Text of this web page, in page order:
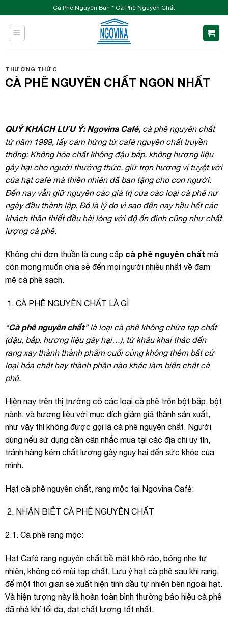
to
content
Cà Phê Nguyên Bản * Cà Phê Nguyên Chất
THƯỜNG THỨC
CÀ PHÊ NGUYÊN CHẤT NGON NHẤT
QUÝ KHÁCH LƯU Ý: Ngovina Café, cà phê nguyên chất
từ năm 1999, lấy cảm hứng từ café nguyên chất truyền
thống: Không hóa chất không đậu bắp, không hương liệu
gây hại cho người thưởng thức, giữ trọn hương vị tuyệt với
của hạt café mà thiên nhiên đã ban tặng cho con người.
Đến nay vẫn giữ nguyên các giá trị của các loại cà phê nư
ngày đầu thành lập. Đó là lý do vì sao đến nay hầu hết các
khách thân thiết đều hài lòng với độ ổn định cũng như chất
lượng cà phê.
Không chỉ đơn thuần là cung cấp cà phê nguyên chất mà
còn mong muốn chia sẻ đến mọi người nhiều nhất về đam
mê cà phê sạch.
CÀ PHÊ NGUYÊN CHẤT LÀ GÌ
“Cà phê nguyên chất” là loại cà phê không chứa tạp chất
(đậu, bắp, hương liệu gây hại…), từ khâu khai thác đến
rang xay thành thành phẩm cuối cùng không thêm bất cứ
loại hóa chất hay thành phần nào khác làm biến chất cà
phê.
Hiện nay trên thị trường có các loại cà phê trộn bột bắp, bột
nành, và hương liệu với mục đích giảm giá thành sản xuất,
như vậy thì không được gọi là cà phê nguyên chất. Người
dùng nếu sử dụng cần cân nhắc mua tại các địa chi uy tín,
tránh hàng kém chất lượng gây nguy hại đến sức khỏe của
mình.
Hạt cà phê nguyên chất, rang mộc tại Ngovina Café:
NHẬN BIẾT CÀ PHÊ NGUYÊN CHẤT
2.1. Cà phê rang mộc:
Hạt Café rang nguyên chất bề mặt khô ráo, bóng nhẹ tự
nhiên, không có mùi tạp chất. Lưu ý hạt cà phê sau khi rang,
để một thời gian sẽ xuất hiện tinh dầu tự nhiên bên ngoài hạt.
Và hiện tượng này là hoàn toàn bình thường báo hiệu cà phê
đã nhả khí tối đa, đạt chất lượng tốt nhất.